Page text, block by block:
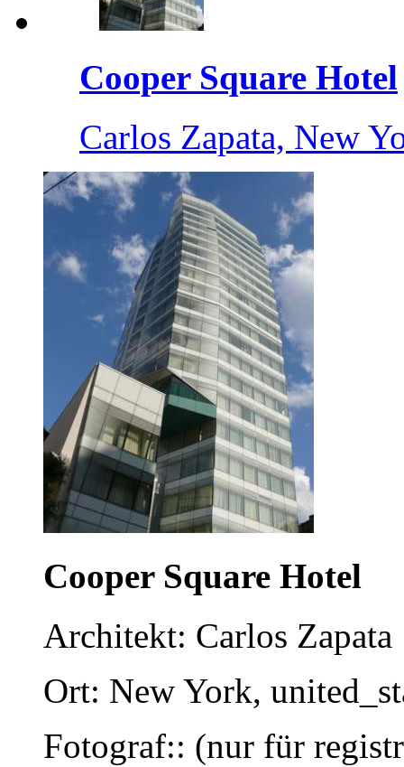
Cooper Square Hotel
Carlos Zapata, New
Cooper Square Hotel
Architekt: Carlos Zapata
Ort: New York,
Fotograf:: (nur für